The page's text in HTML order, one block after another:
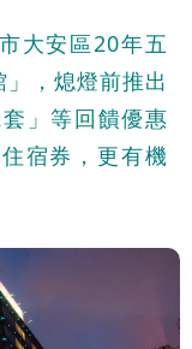
大安區20年五
，熄燈前推出
」等回饋優惠
宿券，更有機